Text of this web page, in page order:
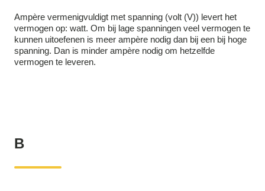
Ampère vermenigvuldigt met spanning (volt (V)) levert het
vermogen op: watt. Om bij lage spanningen veel vermogen te
kunnen uitoefenen is meer ampère nodig dan bij een bij hoge
spanning. Dan is minder ampère nodig om hetzelfde
vermogen te leveren.
B